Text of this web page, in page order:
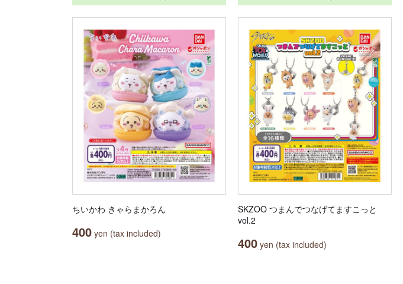
ちいかわ きゃらまかろん
400 yen (tax included)
SKZOO つまんでつなげてますこっと
vol.2
400 yen (tax included)